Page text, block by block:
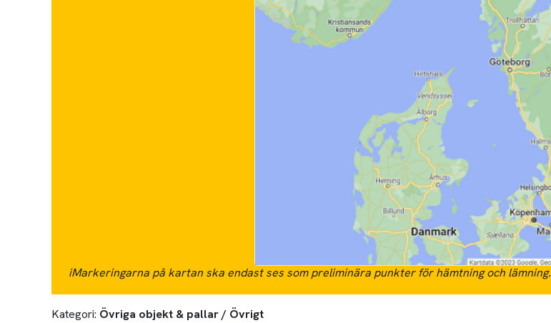
iMarkeringarna på kartan ska endast ses som preliminära punkter för hämtning och lämning.
Kategori: Övriga objekt & pallar / Övrigt